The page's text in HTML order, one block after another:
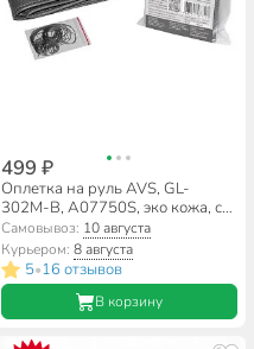
499 ₽
Оплетка на руль AVS, GL-
302M-B, A07750S, эко кожа, со
шнурком, М, перфорированная,
черная
Самовывоз: 10 августа
Курьером: 8 августа
5•16 отзывов
В корзину